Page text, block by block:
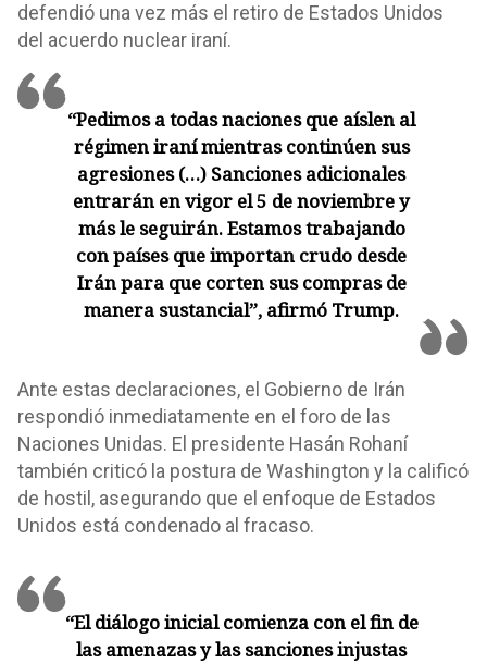
defendió una vez más el retiro de Estados Unidos
del acuerdo nuclear iraní.
“Pedimos a todas naciones que aíslen al
régimen iraní mientras continúen sus
agresiones (…) Sanciones adicionales
entrarán en vigor el 5 de noviembre y
más le seguirán. Estamos trabajando
con países que importan crudo desde
Irán para que corten sus compras de
manera sustancial”, afirmó Trump.
Ante estas declaraciones, el Gobierno de Irán
respondió inmediatamente en el foro de las
Naciones Unidas. El presidente Hasán Rohaní
también criticó la postura de Washington y la calificó
de hostil, asegurando que el enfoque de Estados
Unidos está condenado al fracaso.
“El diálogo inicial comienza con el fin de
las amenazas y las sanciones injustas